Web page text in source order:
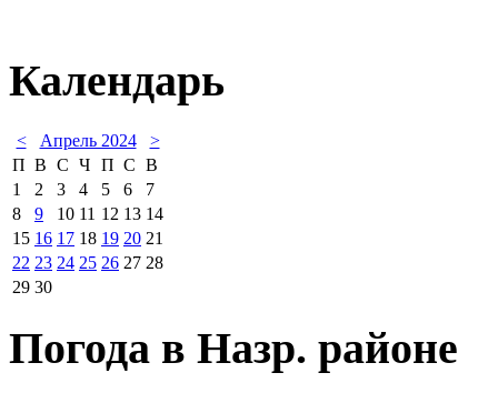
Календарь
< Апрель 2024
>
П В С Ч П С В
1
2 3 4 5 6
7
8
9 10 11 12 13 14
15 16 17 18 19 20 21
22 23 24 25 26 27 28
29 30
Погода в Назр. районе